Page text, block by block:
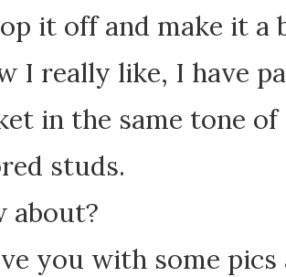
it off and make it a
I really like, I have
in the same tone
studs.
about?
you with some pics